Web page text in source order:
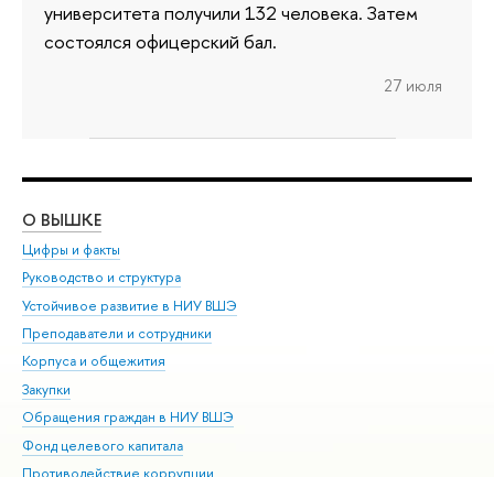
университета получили 132 человека. Затем
состоялся офицерский бал.
27 июля
О ВЫШКЕ
Цифры и факты
Руководство и структура
Устойчивое развитие в НИУ ВШЭ
Преподаватели и сотрудники
Корпуса и общежития
Закупки
Обращения граждан в НИУ ВШЭ
Фонд целевого капитала
Противодействие коррупции